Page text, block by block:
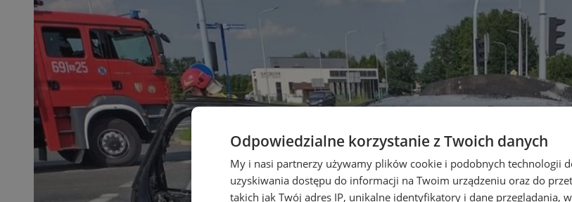
Odpowiedzialne korzystanie z Twoich danych
My i nasi partnerzy używamy plików cookie i podobnych technologii
uzyskiwania dostępu do informacji na Twoim urządzeniu oraz do
takich jak Twój adres IP, unikalne identyfikatory i dane przeglądania,